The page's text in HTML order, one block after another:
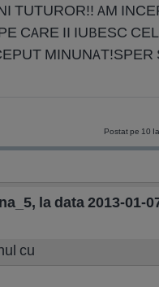
TUTUROR!! AM
CARE II IUBESC
MINUNAT!SPER
Postat pe 10
la data 2013-01-
cu